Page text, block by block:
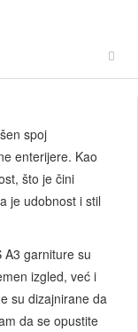
spoj
enterijere. Kao
što je čini
je udobnost i stil
A3 garniture su
izgled, već i
su dizajnirane da
da se opustite